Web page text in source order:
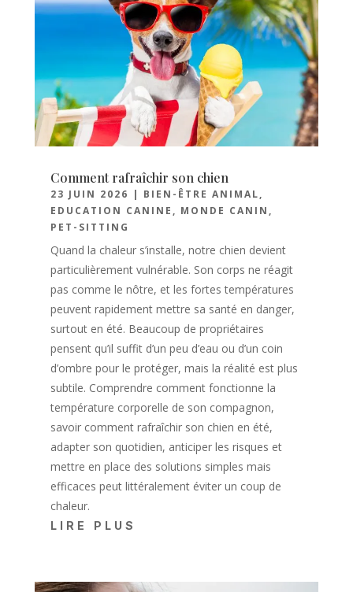
Comment rafraîchir son chien
23 JUIN 2026 | BIEN-ÊTRE ANIMAL,
EDUCATION CANINE , MONDE CANIN ,
PET-SITTING
Quand la chaleur s’installe, notre chien devient
particulièrement vulnérable. Son corps ne réagit
pas comme le nôtre, et les fortes températures
peuvent rapidement mettre sa santé en danger,
surtout en été. Beaucoup de propriétaires
pensent qu’il suffit d’un peu d’eau ou d’un coin
d’ombre pour le protéger, mais la réalité est plus
subtile. Comprendre comment fonctionne la
température corporelle de son compagnon,
savoir comment rafraîchir son chien en été,
adapter son quotidien, anticiper les risques et
mettre en place des solutions simples mais
efficaces peut littéralement éviter un coup de
chaleur.
LIRE PLUS